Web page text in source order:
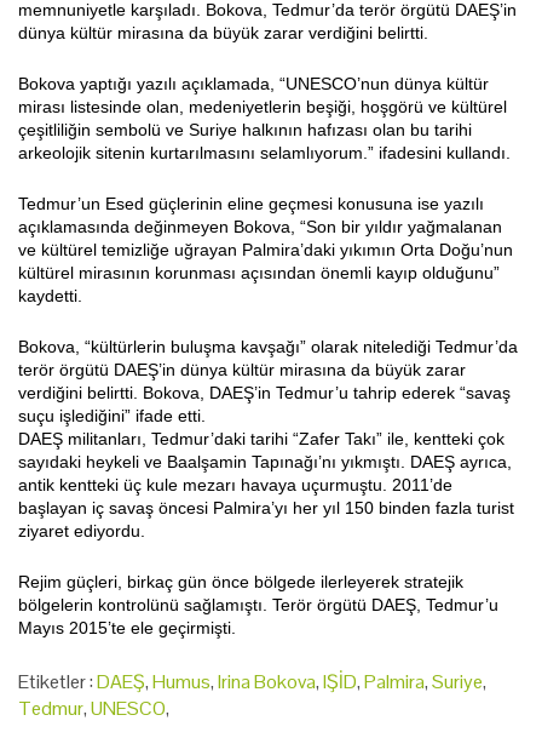
memnuniyetle karşıladı. Bokova, Tedmur’da terör örgütü DAEŞ’in
dünya kültür mirasına da büyük zarar verdiğini belirtti.
Bokova yaptığı yazılı açıklamada, “UNESCO’nun dünya kültür
mirası listesinde olan, medeniyetlerin beşiği, hoşgörü ve kültürel
çeşitliliğin sembolü ve Suriye halkının hafızası olan bu tarihi
arkeolojik sitenin kurtarılmasını selamlıyorum.” ifadesini kullandı.
Tedmur’un Esed güçlerinin eline geçmesi konusuna ise yazılı
açıklamasında değinmeyen Bokova, “Son bir yıldır yağmalanan
ve kültürel temizliğe uğrayan Palmira’daki yıkımın Orta Doğu’nun
kültürel mirasının korunması açısından önemli kayıp olduğunu”
kaydetti.
Bokova, “kültürlerin buluşma kavşağı” olarak nitelediği Tedmur’da
terör örgütü DAEŞ’in dünya kültür mirasına da büyük zarar
verdiğini belirtti. Bokova, DAEŞ’in Tedmur’u tahrip ederek “savaş
suçu işlediğini” ifade etti.
DAEŞ militanları, Tedmur’daki tarihi “Zafer Takı” ile, kentteki çok
sayıdaki heykeli ve Baalşamin Tapınağı’nı yıkmıştı. DAEŞ ayrıca,
antik kentteki üç kule mezarı havaya uçurmuştu. 2011’de
başlayan iç savaş öncesi Palmira’yı her yıl 150 binden fazla turist
ziyaret ediyordu.
Rejim güçleri, birkaç gün önce bölgede ilerleyerek stratejik
bölgelerin kontrolünü sağlamıştı. Terör örgütü DAEŞ, Tedmur’u
Mayıs 2015’te ele geçirmişti.
Etiketler :DAEŞ,Humus,Irina Bokova,IŞİD,Palmira,Suriye,
Tedmur,UNESCO,